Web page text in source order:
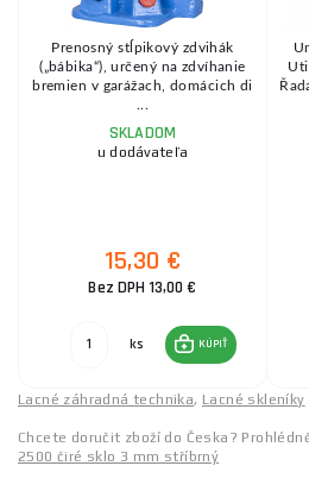
Prenosný stĺpikový zdvihák
(„bábika“), určený na zdvíhanie
bremien v garážach, domácich di
SKLADOM
u dodávateľa
15,30 €
Bez DPH 13,00 €
ks KÚPIŤ
Lacné záhradná technika, Lacné skleníky
Chcete doručit zboží do Česka?
2500 čiré sklo 3 mm stříbrný